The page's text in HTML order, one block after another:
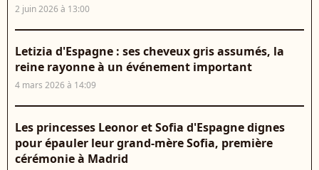
2 juin 2026 à 13:00
Letizia d'Espagne : ses cheveux gris assumés, la
reine rayonne à un événement important
4 mars 2026 à 14:09
Les princesses Leonor et Sofia d'Espagne dignes
pour épauler leur grand-mère Sofia, première
cérémonie à Madrid